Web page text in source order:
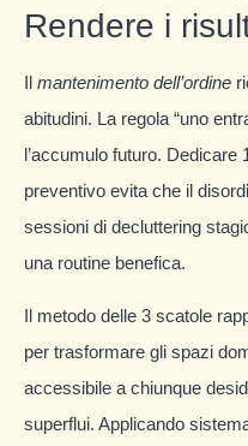
Rendere i
Il mantenimento dell’ordine
abitudini. La regola “uno
l’accumulo futuro. Dedicare
preventivo evita che il
sessioni di decluttering
una routine benefica.
Il metodo delle 3 scatole
per trasformare gli spazi
accessibile a chiunque
superflui. Applicando